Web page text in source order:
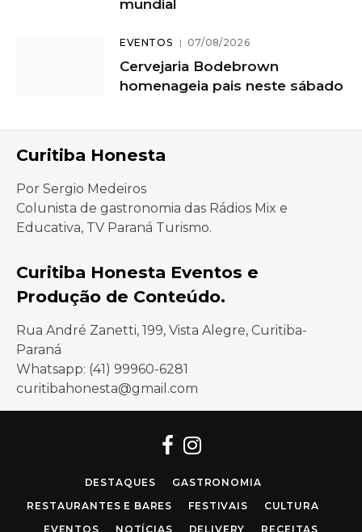
mundial
EVENTOS 07/08/2026
Cervejaria Bodebrown
homenageia pais neste sábado
Curitiba Honesta
Por Sergio Medeiros
Colunista de gastronomia das Rádios Mix e
Educativa, TV Paraná Turismo.
Curitiba Honesta Eventos e
Produção de Conteúdo.
Rua André Zanetti, 199, Vista Alegre, Curitiba-
Paraná
Whatsapp: (41) 99960-6281
curitibahonesta@gmail.com
Facebook
Instagram
DESTAQUES
GASTRONOMIA
RESTAURANTES E BARES
FESTIVAIS
CULTURA
EVENTOS
NOTÍCIAS DELIVERY RECEITAS